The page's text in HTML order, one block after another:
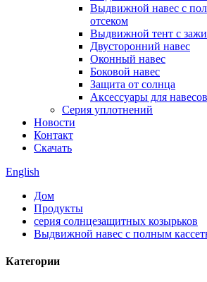
Выдвижной навес с
отсеком
Выдвижной тент с
Двусторонний навес
Оконный навес
Боковой навес
Защита от солнца
Аксессуары для навесов
Серия уплотнений
Новости
Контакт
Скачать
English
Дом
Продукты
серия солнцезащитных козырьков
Выдвижной навес с полным
Категории